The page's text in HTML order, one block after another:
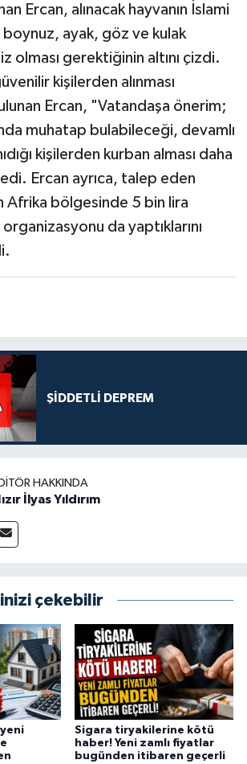
Ercan, alınacak hayvanın İslami
ayak, göz ve kulak
olması gerektiğinin altını çizdi.
kişilerden alınması
Ercan, "Vatandaşa önerim;
muhatap bulabileceği, devamlı
kişilerden kurban alması daha
Ercan ayrıca, talep eden
Afrika bölgesinde 5 bin lira
da yaptıklarını
ŞİDDETLİ DEPREM
HAKKINDA
İlyas Yıldırım
çekebilir
Sigara tiryakilerine kötü
haber! Yeni zamlı fiyatlar
bugünden itibaren geçerli